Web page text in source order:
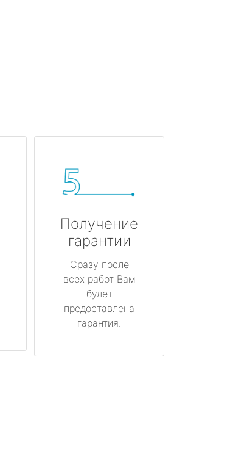
Получение
гарантии
Сразу после
всех работ Вам
будет
предоставлена
гарантия.